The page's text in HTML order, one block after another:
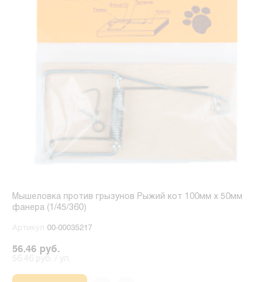
Мышеловка против грызунов Рыжий кот 100мм x 50мм
фанера (1/45/360)
Артикул 00-00035217
56.46 руб.